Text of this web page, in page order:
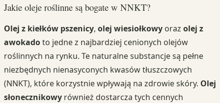
Jakie oleje roślinne są bogate w NNKT?
Olej z kiełków pszenicy, olej wiesiołkowy oraz olej z
awokadoto jedne z najbardziej cenionych olejów
roślinnych na rynku. Te naturalne substancje są pełne
niezbędnych nienasyconych kwasów tłuszczowych
(NNKT), które korzystnie wpływają na zdrowie skóry. Olej
słonecznikowy również dostarcza tych cennych